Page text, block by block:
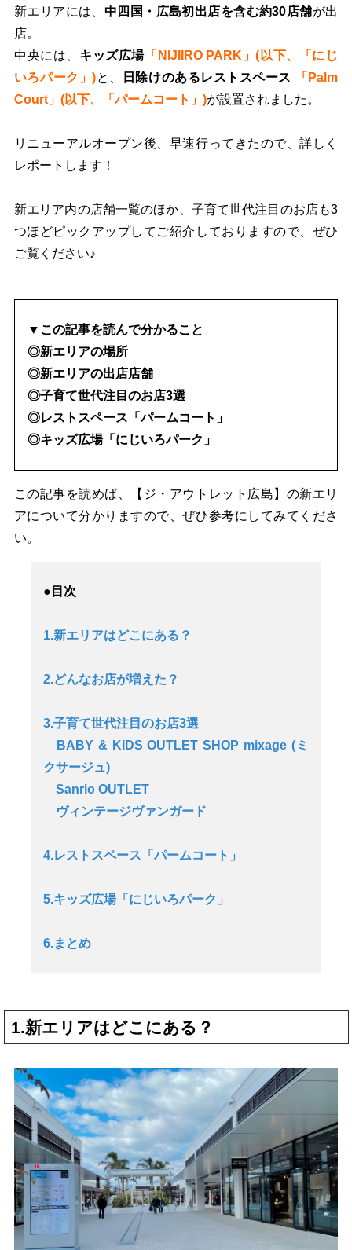
新エリアには、 中四国・広島初出店を含む約30店舗が出
店。
中央には、 キッズ広場 「NIJIIRO PARK」(以下、「にじ
いろパーク」)と、 日除けのあるレストスペース
「Palm
Court」(以下、「パームコート」)が設置されました。
リニューアルオープン後、早速行ってきたので、詳しく
レポートします！
新エリア内の店舗一覧のほか、子育て世代注目のお店も3
つほどピックアップしてご紹介しておりますので、ぜひ
ご覧ください♪
▼この記事を読んで分かること
◎新エリアの場所
◎新エリアの出店店舗
◎子育て世代注目のお店3選
◎レストスペース「パームコート」
◎キッズ広場「にじいろパーク」
この記事を読めば、【ジ・アウトレット広島】の新エリ
アについて分かりますので、ぜひ参考にしてみてくださ
い。
●目次
1.新エリアはどこにある？
2.どんなお店が増えた？
3.子育て世代注目のお店3選
BABY & KIDS OUTLET SHOP mixage (ミ
クサージュ)
Sanrio OUTLET
ヴィンテージヴァンガード
4.レストスペース「パームコート」
5.キッズ広場「にじいろパーク」
6.まとめ
1.新エリアはどこにある？